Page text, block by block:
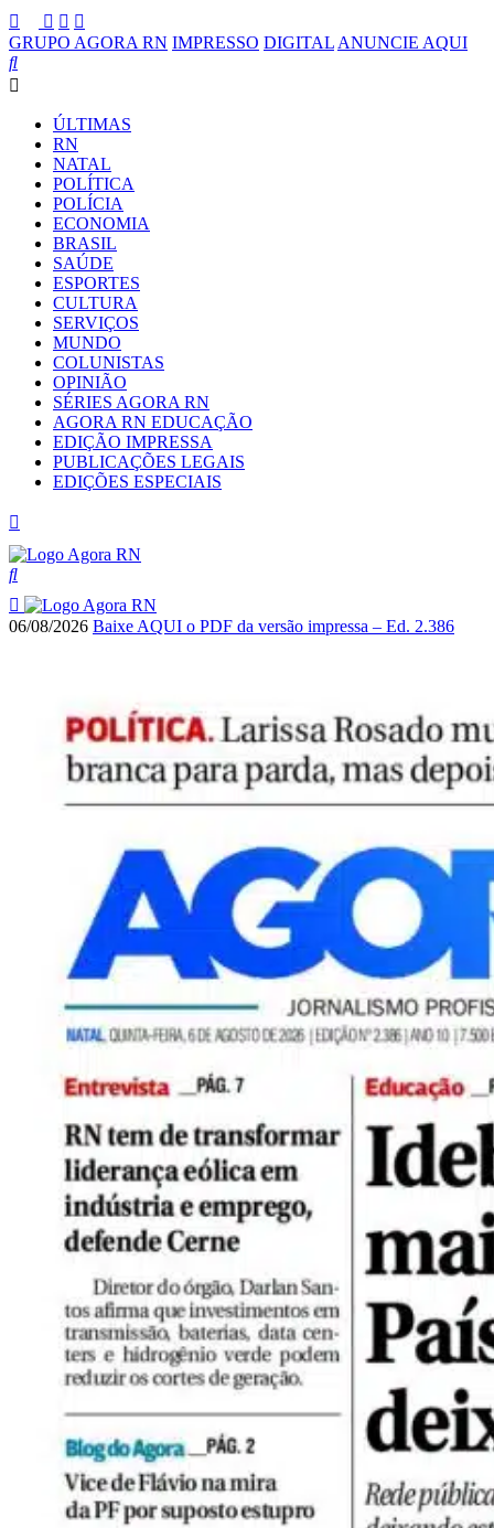
GRUPO AGORA RN IMPRESSO DIGITAL ANUNCIE AQUI
ÚLTIMAS
RN
NATAL
POLÍTICA
POLÍCIA
ECONOMIA
BRASIL
SAÚDE
ESPORTES
CULTURA
SERVIÇOS
MUNDO
COLUNISTAS
OPINIÃO
SÉRIES AGORA RN
AGORA RN EDUCAÇÃO
EDIÇÃO IMPRESSA
PUBLICAÇÕES LEGAIS
EDIÇÕES ESPECIAIS
06/08/2026 Baixe AQUI o PDF da versão impressa – Ed. 2.386